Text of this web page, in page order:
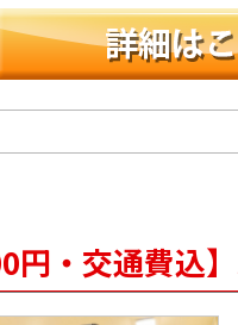
円・交通費込